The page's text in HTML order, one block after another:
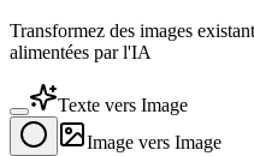
Transformez des images
alimentées par l'IA
Texte vers Image
Image vers Image